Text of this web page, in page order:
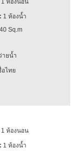
1 ห้องนอน
1 ห้องน้ำ
40 Sq.m
ายน้ำ
อไทย
1 ห้องนอน
1 ห้องน้ำ